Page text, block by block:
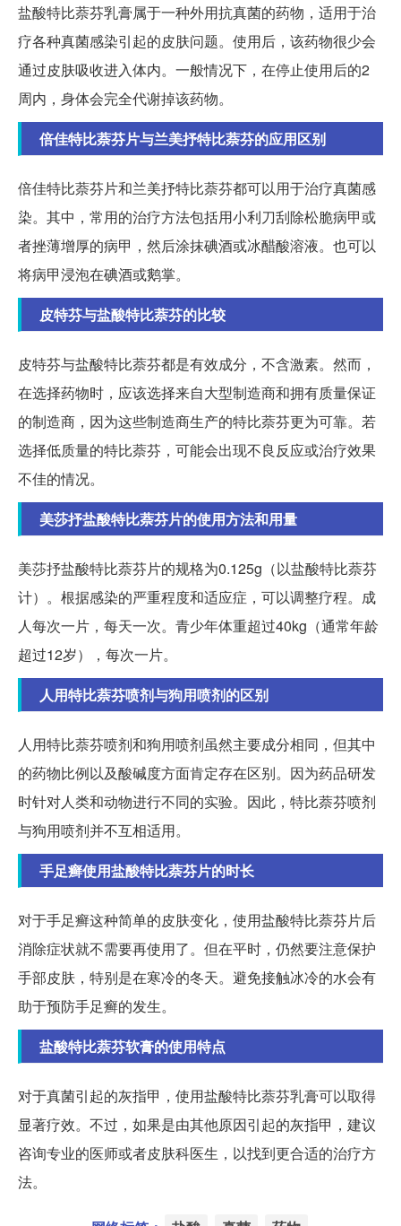
盐酸特比萘芬乳膏属于一种外用抗真菌的药物，适用于治
疗各种真菌感染引起的皮肤问题。使用后，该药物很少会
通过皮肤吸收进入体内。一般情况下，在停止使用后的2
周内，身体会完全代谢掉该药物。
倍佳特比萘芬片与兰美抒特比萘芬的应用区别
倍佳特比萘芬片和兰美抒特比萘芬都可以用于治疗真菌感
染。其中，常用的治疗方法包括用小利刀刮除松脆病甲或
者挫薄增厚的病甲，然后涂抹碘酒或冰醋酸溶液。也可以
将病甲浸泡在碘酒或鹅掌。
皮特芬与盐酸特比萘芬的比较
皮特芬与盐酸特比萘芬都是有效成分，不含激素。然而，
在选择药物时，应该选择来自大型制造商和拥有质量保证
的制造商，因为这些制造商生产的特比萘芬更为可靠。若
选择低质量的特比萘芬，可能会出现不良反应或治疗效果
不佳的情况。
美莎抒盐酸特比萘芬片的使用方法和用量
美莎抒盐酸特比萘芬片的规格为0.125g（以盐酸特比萘芬
计）。根据感染的严重程度和适应症，可以调整疗程。成
人每次一片，每天一次。青少年体重超过40kg（通常年龄
超过12岁），每次一片。
人用特比萘芬喷剂与狗用喷剂的区别
人用特比萘芬喷剂和狗用喷剂虽然主要成分相同，但其中
的药物比例以及酸碱度方面肯定存在区别。因为药品研发
时针对人类和动物进行不同的实验。因此，特比萘芬喷剂
与狗用喷剂并不互相适用。
手足癣使用盐酸特比萘芬片的时长
对于手足癣这种简单的皮肤变化，使用盐酸特比萘芬片后
消除症状就不需要再使用了。但在平时，仍然要注意保护
手部皮肤，特别是在寒冷的冬天。避免接触冰冷的水会有
助于预防手足癣的发生。
盐酸特比萘芬软膏的使用特点
对于真菌引起的灰指甲，使用盐酸特比萘芬乳膏可以取得
显著疗效。不过，如果是由其他原因引起的灰指甲，建议
咨询专业的医师或者皮肤科医生，以找到更合适的治疗方
法。